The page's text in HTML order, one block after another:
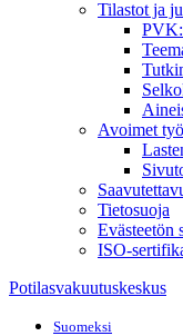
Tilastot ja
Avoimet
Tietosuoja
Evästeetön
ISO-
Potilasvakuutuskeskus
Suomeksi